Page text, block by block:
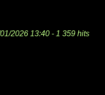
2026 13:40 - 1 359 hits